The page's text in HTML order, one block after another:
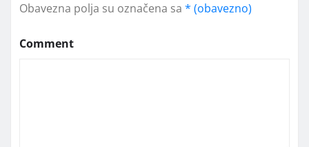
Obavezna polja su označena sa * (obavezno)
Comment